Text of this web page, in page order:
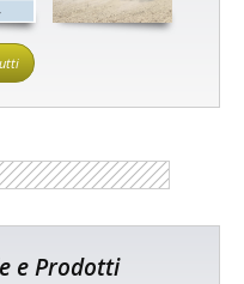
e Prodotti